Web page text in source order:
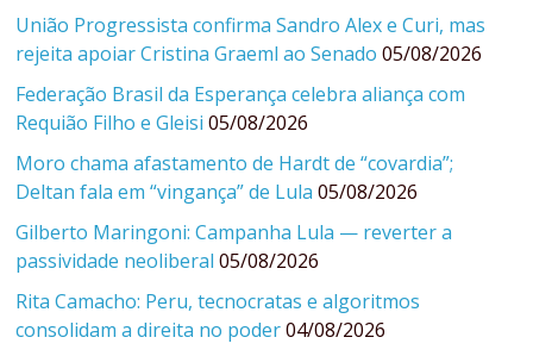
União Progressista confirma Sandro Alex e Curi, mas
rejeita apoiar Cristina Graeml ao Senado 05/08/2026
Federação Brasil da Esperança celebra aliança com
Requião Filho e Gleisi 05/08/2026
Moro chama afastamento de Hardt de “covardia”;
Deltan fala em “vingança” de Lula 05/08/2026
Gilberto Maringoni: Campanha Lula — reverter a
passividade neoliberal 05/08/2026
Rita Camacho: Peru, tecnocratas e algoritmos
consolidam a direita no poder 04/08/2026